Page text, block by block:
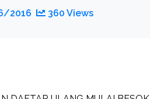
2016 360 Views